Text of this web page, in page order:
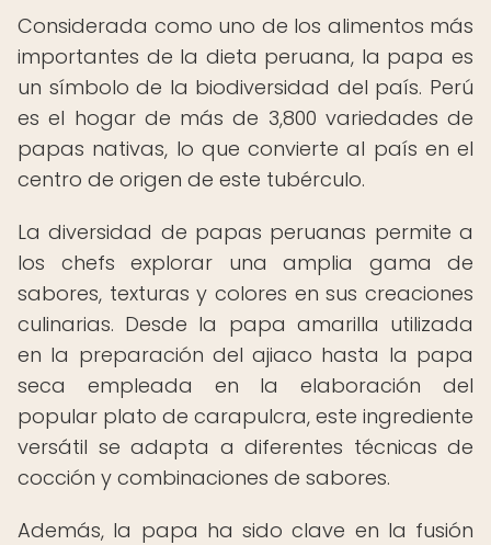
Considerada como uno de los alimentos más
importantes de la dieta peruana, la papa es
un símbolo de la biodiversidad del país. Perú
es el hogar de más de 3,800 variedades de
papas nativas, lo que convierte al país en el
centro de origen de este tubérculo.
La diversidad de papas peruanas permite a
los chefs explorar una amplia gama de
sabores, texturas y colores en sus creaciones
culinarias. Desde la papa amarilla utilizada
en la preparación del ajiaco hasta la papa
seca empleada en la elaboración del
popular plato de carapulcra, este ingrediente
versátil se adapta a diferentes técnicas de
cocción y combinaciones de sabores.
Además, la papa ha sido clave en la fusión